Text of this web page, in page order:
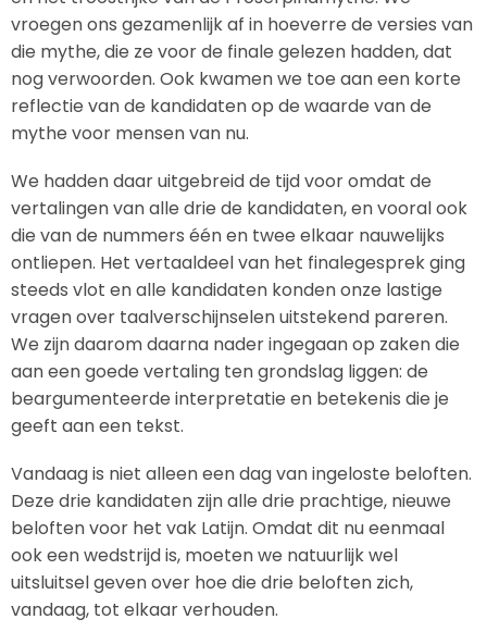
vroegen ons gezamenlijk af in hoeverre de versies van
die mythe, die ze voor de finale gelezen hadden, dat
nog verwoorden. Ook kwamen we toe aan een korte
reflectie van de kandidaten op de waarde van de
mythe voor mensen van nu.
We hadden daar uitgebreid de tijd voor omdat de
vertalingen van alle drie de kandidaten, en vooral ook
die van de nummers één en twee elkaar nauwelijks
ontliepen. Het vertaaldeel van het finalegesprek ging
steeds vlot en alle kandidaten konden onze lastige
vragen over taalverschijnselen uitstekend pareren.
We zijn daarom daarna nader ingegaan op zaken die
aan een goede vertaling ten grondslag liggen: de
beargumenteerde interpretatie en betekenis die je
geeft aan een tekst.
Vandaag is niet alleen een dag van ingeloste beloften.
Deze drie kandidaten zijn alle drie prachtige, nieuwe
beloften voor het vak Latijn. Omdat dit nu eenmaal
ook een wedstrijd is, moeten we natuurlijk wel
uitsluitsel geven over hoe die drie beloften zich,
vandaag, tot elkaar verhouden.